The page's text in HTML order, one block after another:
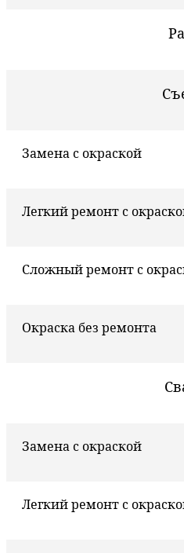
Замена с окраской
Легкий ремонт с
Сложный ремонт с
Окраска без ремонта
Замена с окраской
Легкий ремонт с